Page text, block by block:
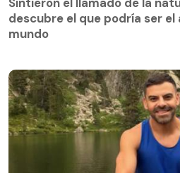
mundo
descubre el que podría ser
mundo